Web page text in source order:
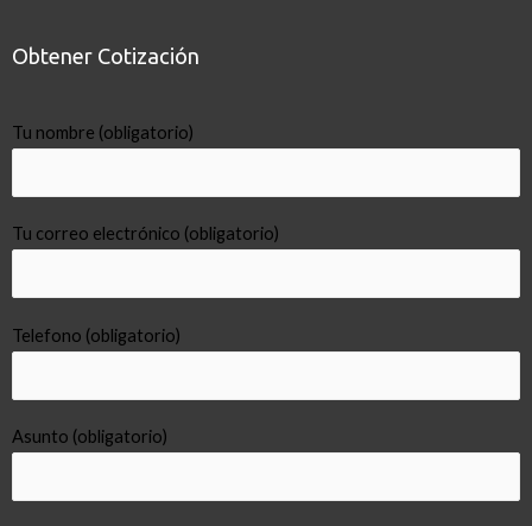
Obtener Cotización
Tu nombre (obligatorio)
Tu correo electrónico (obligatorio)
Telefono (obligatorio)
Asunto (obligatorio)